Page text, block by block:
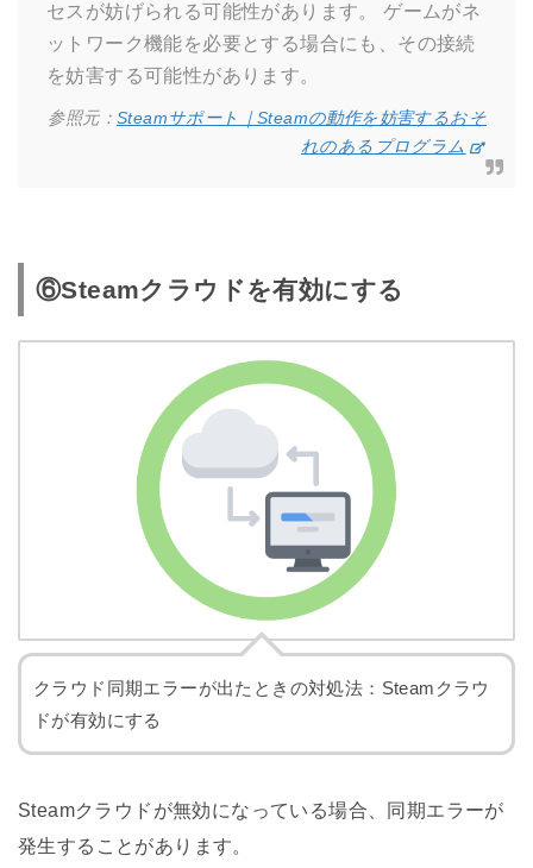
セスが妨げられる可能性があります。 ゲームがネ
ットワーク機能を必要とする場合にも、その接続
を妨害する可能性があります。
参照元： Steamサポート｜Steamの動作を妨害するおそ
れのあるプログラム
⑥Steamクラウドを有効にする
クラウド同期エラーが出たときの対処法：Steamクラウ
ドが有効にする
Steamクラウドが無効になっている場合、同期エラーが
発生することがあります。